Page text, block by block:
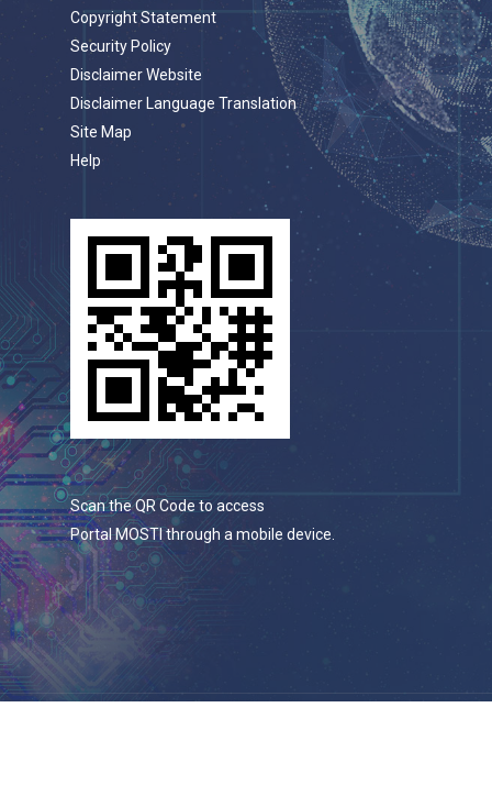
Copyright Statement
Security Policy
Disclaimer Website
Disclaimer Language Translation
Site Map
Help
Scan the QR Code to access
Portal MOSTI through a mobile device.